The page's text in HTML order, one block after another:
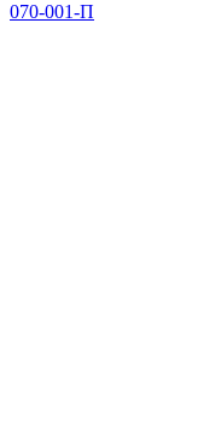
070-001-П